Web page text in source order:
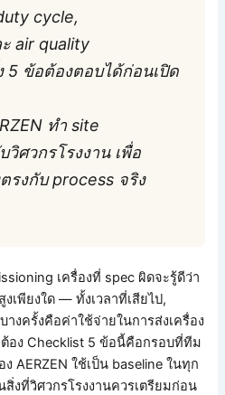
cycle,
air quality
ข้อต้องตอบได้ก่อนเปิด
ทำ site
ศวกรโรงงาน เพื่อ
รงกับ process จริง
เครื่องที่ spec ผิดจะรู้ดีว่า
พียงใด — ทั้งเวลาที่เสียไป,
งครั้งคือค่าใช้จ่ายในการส่งเครื่อง
อง Checklist 5 ข้อนี้คือกรอบที่ทีม
AERZEN ใช้เป็น baseline ในทุก
งที่วิศวกรโรงงานควรเตรียมก่อน